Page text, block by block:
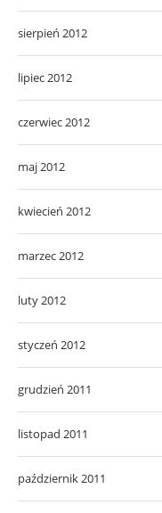
sierpień 2012
lipiec 2012
czerwiec 2012
maj 2012
kwiecień 2012
marzec 2012
luty 2012
styczeń 2012
grudzień 2011
listopad 2011
październik 2011